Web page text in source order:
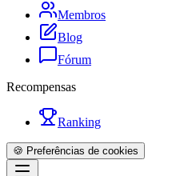
Membros
Blog
Fórum
Recompensas
Ranking
🍪 Preferências de cookies